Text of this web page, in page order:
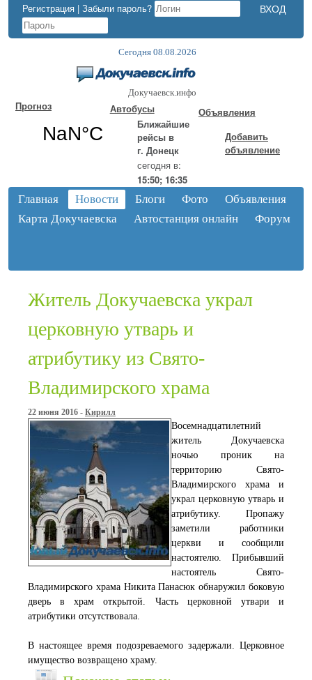
Регистрация | Забыли пароль?
Сегодня 08.08.2026
Докучаевск.инфо
Прогноз
Автобусы
Ближайшие
рейсы в
г. Донецк
сегодня в:
15:50; 16:35
Объявления
Добавить
объявление
Главная Новости Блоги Фото
Объявления
Карта Докучаевска
Автостанция онлайн Форум
Житель Докучаевска украл
церковную утварь и
атрибутику из Свято-
Владимирского храма
22 июня 2016 - Кирилл
Восемнадцатилетний
житель Докучаевска
ночью проник на
территорию Свято-
Владимирского храма и
украл церковную утварь и
атрибутику. Пропажу
заметили работники
церкви и сообщили
настоятелю. Прибывший
настоятель Свято-
Владимирского храма Никита Панасюк обнаружил боковую
дверь в храм открытой. Часть церковной утвари и
атрибутики отсутствовала.
В настоящее время подозреваемого задержали. Церковное
имущество возвращено храму.